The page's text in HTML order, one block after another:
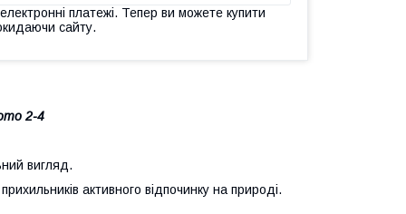
платежі. Тепер ви можете купити
сайту.
2-4
вигляд.
активного відпочинку на природі.